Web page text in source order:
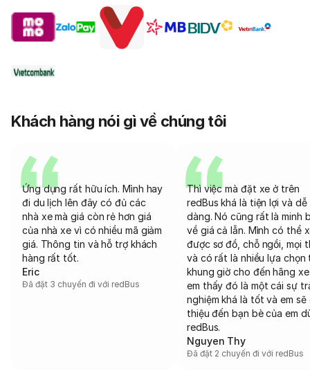
Khách hàng nói gì về chúng tôi
Ứng dụng rất hữu ích. Mình hay
đi du lịch lên đây có đủ các
nhà xe mà giá còn rẻ hơn giá
của nhà xe vì có nhiều mã giảm
giá. Thông tin và hỗ trợ khách
hàng rất tốt.
Eric
Đã đặt 3 chuyến đi với redBus
Thì việc mà đặt xe ở trên
redBus khá là tiện lợi và dễ
dàng. Nó cũng rất là minh
về giá cả lẫn. Mình có thể
được sơ đồ, chỗ ngồi, mọi
và có rất là nhiều lựa chọn
khung giờ cho đến hãng
em thấy đó là một cái sự
nghiệm khá là tốt và em sẽ
thiệu đến bạn bè của em
redBus.
Nguyen Thy
Đã đặt 2 chuyến đi với redBus